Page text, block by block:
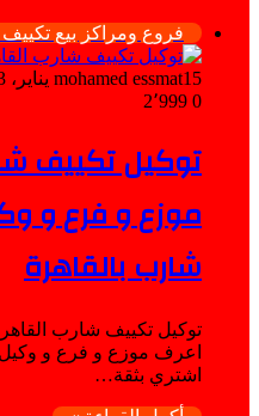
فروع ومراكز بيع
mohamed essmat15 يناير، 2023
0
توكيل تكييف
موزع و فرع و
شارب بالقاهرة
توكيل تكييف شارب
اعرف موزع و فرع و
اشتري بثقة…